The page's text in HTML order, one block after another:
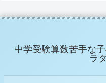
中学受験算数苦手な
ラ